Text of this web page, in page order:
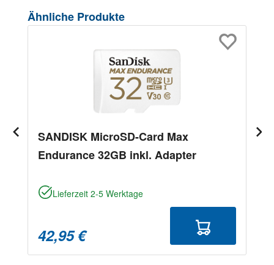
Produktgalerie überspringen
Ähnliche Produkte
SANDISK MicroSD-Card Max
Endurance 32GB inkl. Adapter
Lieferzeit 2-5 Werktage
42,95 €